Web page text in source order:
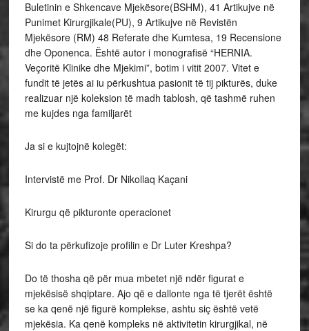
Buletinin e Shkencave Mjekësore(BSHM), 41 Artikujve në
Punimet Kirurgjikale(PU), 9 Artikujve në Revistën
Mjekësore (RM) 48 Referate dhe Kumtesa, 19 Recensione
dhe Oponenca. Është autor i monografisë “HERNIA.
Veçoritë Klinike dhe Mjekimi”, botim i vitit 2007. Vitet e
fundit të jetës ai iu përkushtua pasionit të tij pikturës, duke
realizuar një koleksion të madh tablosh, që tashmë ruhen
me kujdes nga familjarët
Ja si e kujtojnë kolegët:
Intervistë me Prof. Dr Nikollaq Kaçani
Kirurgu që pikturonte operacionet
Si do ta përkufizoje profilin e Dr Luter Kreshpa?
Do të thosha që për mua mbetet një ndër figurat e
mjekësisë shqiptare. Ajo që e dallonte nga të tjerët është
se ka qenë një figurë komplekse, ashtu siç është vetë
mjekësia. Ka qenë kompleks në aktivitetin kirurgjikal, në